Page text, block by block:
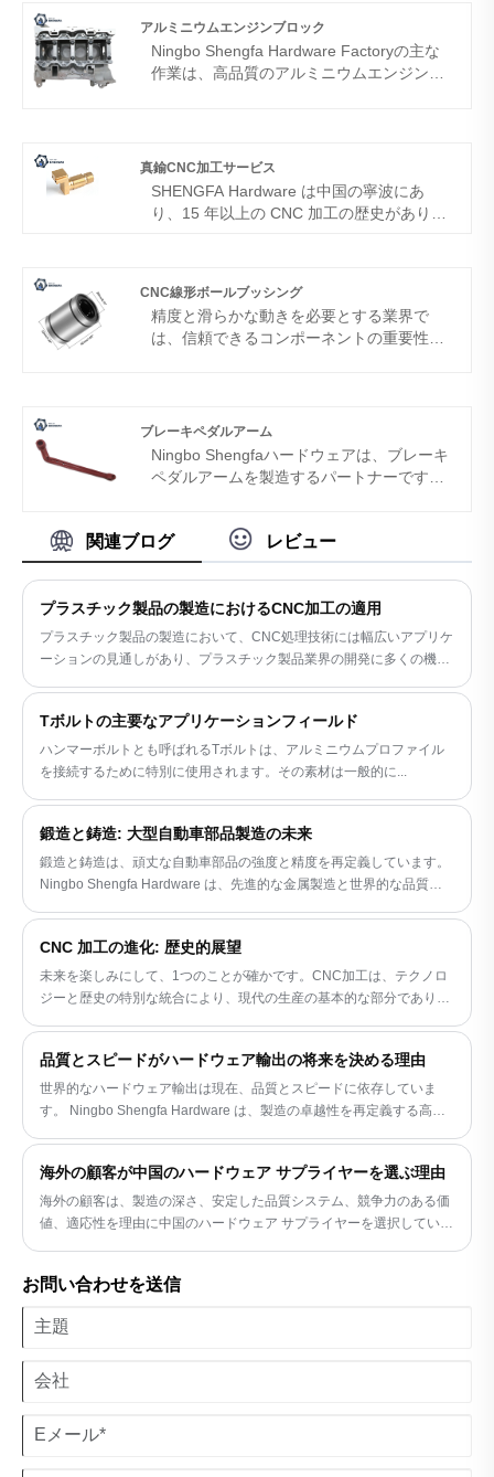
アルミニウムエンジンブロック
Ningbo Shengfa Hardware Factoryの主な
作業は、高品質のアルミニウムエンジンブ
と信じているため、世界中の顧客と緊密に
連携してきました。中国のニンボ市にある
私たちの工場は、その強力な製造業と便利
真鍮CNC加工サービス
SHENGFA Hardware は中国の寧波にあ
り、15 年以上の CNC 加工の歴史があり、
数量の注文に対応できます。ご注文いただ
いた商品にご満足いただけるものと確信し
ております。当社の工業用真鍮製品の幅広
援も行っており、新しい製品設計の開発を
支援できます。当社は常に、できるだけ早
く、経済的に製品をお客様にお届けできる
CNC線形ボールブッシング
精度と滑らかな動きを必要とする業界で
は、信頼できるコンポーネントの重要性を
ングです。 Ningbo Shengfaハードウェア
が生成するCNC線形ボールブッシングは、
耐久性、精度、および費用効率のために、
これらのライナーボールブッシングサプラ
イヤーは、コンポーネントだけでなく、長
期にわたって高性能を要求するシステムの
重要な部分です。
ブレーキペダルアーム
Ningbo Shengfaハードウェアは、ブレーキ
ペダルアームを製造するパートナーです。
全で信頼できるブレーキシステムを開発し
ましょう。
関連ブログ レビュー
プラスチック製品の製造におけるCNC加工の適用
プラスチック製品の製造において、CNC処理技術には幅広いアプリケ
ーションの見通しがあり、プラスチック製品業界の開発に多くの機会
Tボルトの主要なアプリケーションフィールド
ハンマーボルトとも呼ばれるTボルトは、アルミニウムプロファイル
を接続するために特別に使用されます。その素材は一般的に...
鍛造と鋳造: 大型自動車部品製造の未来
鍛造と鋳造は、頑丈な自動車部品の強度と精度を再定義しています。
Ningbo Shengfa Hardware は、先進的な金属製造と世界的な品質基
CNC 加工の進化: 歴史的展望
未来を楽しみにして、1つのことが確かです。CNC加工は、テクノロ
ジーと歴史の特別な統合により、現代の生産の基本的な部分であり続
品質とスピードがハードウェア輸出の将来を決める理由
世界的なハードウェア輸出は現在、品質とスピードに依存していま
す。 Ningbo Shengfa Hardware は、製造の卓越性を再定義する高度
海外の顧客が中国のハードウェア サプライヤーを選ぶ理由
海外の顧客は、製造の深さ、安定した品質システム、競争力のある価
値、適応性を理由に中国のハードウェア サプライヤーを選択していま
お問い合わせを送信